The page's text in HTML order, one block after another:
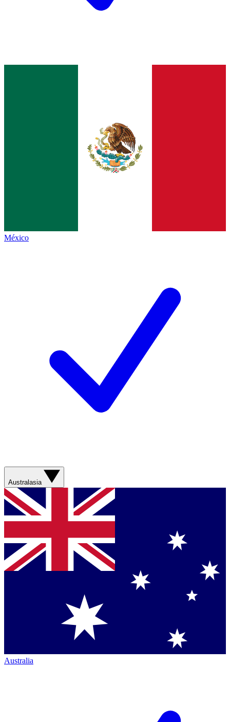
México
Australasia
Australia